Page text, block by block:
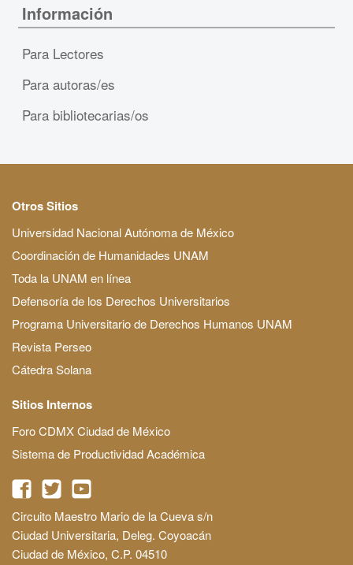
Información
Para Lectores
Para autoras/es
Para bibliotecarias/os
Otros Sitios
Universidad Nacional Autónoma de México
Coordinación de Humanidades UNAM
Toda la UNAM en línea
Defensoría de los Derechos Universitarios
Programa Universitario de Derechos Humanos UNAM
Revista Perseo
Cátedra Solana
Sitios Internos
Foro CDMX Ciudad de México
Sistema de Productividad Académica
Circuito Maestro Mario de la Cueva s/n
Ciudad Universitaria, Deleg. Coyoacán
Ciudad de México, C.P. 04510